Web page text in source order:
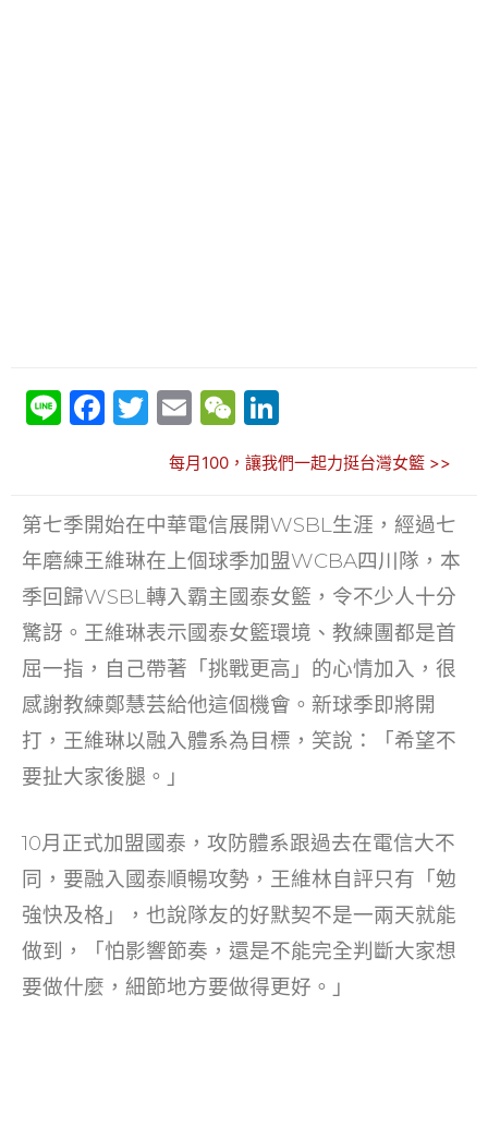
Li F
e
b
o
o
k
T
itt
er
E
ai
l
W
C
h
at
k
e
dI
n
每月100，讓我們一起力挺台灣女籃 >>
第七季開始在中華電信展開WSBL生涯，經過七
年磨練王維琳在上個球季加盟WCBA四川隊，本
季回歸WSBL轉入霸主國泰女籃，令不少人十分
驚訝。王維琳表示國泰女籃環境、教練團都是首
屈一指，自己帶著「挑戰更高」的心情加入，很
感謝教練鄭慧芸給他這個機會。新球季即將開
打，王維琳以融入體系為目標，笑說：「希望不
要扯大家後腿。」
10月正式加盟國泰，攻防體系跟過去在電信大不
同，要融入國泰順暢攻勢，王維林自評只有「勉
強快及格」，也說隊友的好默契不是一兩天就能
做到，「怕影響節奏，還是不能完全判斷大家想
要做什麼，細節地方要做得更好。」